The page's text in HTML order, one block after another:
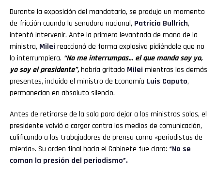
Durante la exposición del mandatario, se produjo un momento
de fricción cuando la senadora nacional, Patricia Bullrich,
intentó intervenir. Ante la primera levantada de mano de la
ministra, Milei reaccionó de forma explosiva pidiéndole que no
lo interrumpiera. “No me interrumpas… el que manda soy yo,
yo soy el presidente”,habría gritado Milei mientras los demás
presentes, incluido el ministro de Economía Luis Caputo,
permanecían en absoluto silencio.
Antes de retirarse de la sala para dejar a los ministros solos, el
presidente volvió a cargar contra los medios de comunicación,
calificando a los trabajadores de prensa como «periodistas de
mierda». Su orden final hacia el Gabinete fue clara: “No se
coman la presión del periodismo”.